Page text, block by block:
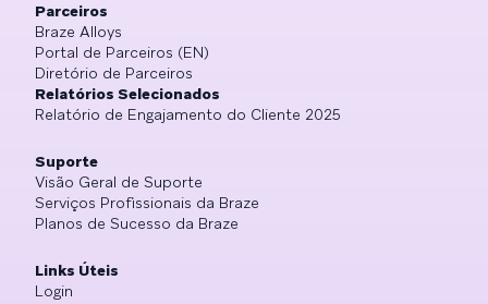
Parceiros
Braze Alloys
Portal de Parceiros (EN)
Diretório de Parceiros
Relatórios Selecionados
Relatório de Engajamento do Cliente 2025
Suporte
Visão Geral de Suporte
Serviços Profissionais da Braze
Planos de Sucesso da Braze
Links Úteis
Login